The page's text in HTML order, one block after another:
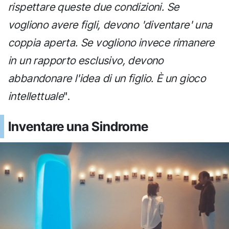
rispettare queste due condizioni. Se
vogliono avere figli, devono 'diventare' una
coppia aperta. Se vogliono invece rimanere
in un rapporto esclusivo, devono
abbandonare l'idea di un figlio. È un gioco
intellettuale".
Inventare una Sindrome